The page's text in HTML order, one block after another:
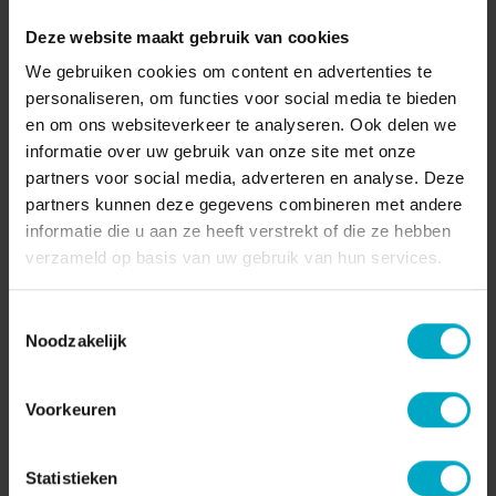
Deze website maakt gebruik van cookies
We gebruiken cookies om content en advertenties te
personaliseren, om functies voor social media te bieden
en om ons websiteverkeer te analyseren. Ook delen we
informatie over uw gebruik van onze site met onze
partners voor social media, adverteren en analyse. Deze
partners kunnen deze gegevens combineren met andere
informatie die u aan ze heeft verstrekt of die ze hebben
verzameld op basis van uw gebruik van hun services.
Noodzakelijk
Voorkeuren
Statistieken
Gastologie en het boek Hoe Gastvrij ben jij? heeft
samengewerkt met Sven Heijkoop, Maitre en Sommelier bij
sterrenrestaurant Sense, om een set strenge criteria en
normen te ontwikkelen die bedrijven moeten naleven om in
aanmerking te komen voor dit prestigieuze keurmerk.
Meer aandacht aan goede service
Het keurmerk is echter niet alleen weggelegd voor de haute
cuisine, maar voor elke horecazaak. Het initiatief is ontstaan
goede service, maar ook om horecaondernemers hierbij te
prikkelen om haar medewerkers hiervoor dan ook voldoende
op te leiden en te trainen. "Met dit keurmerk willen we
bedrijven aanmoedigen om uit te blinken in gastvrijheid en
mogelijke ervaring aan hun gasten," aldus Jeannine Sok.